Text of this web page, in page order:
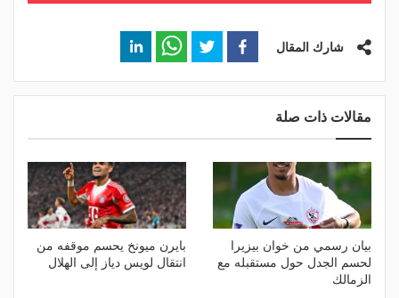
شارك المقال
مقالات ذات صلة
بيان رسمي من خوان بيزيرا
لحسم الجدل حول مستقبله مع
الزمالك
بايرن ميونخ يحسم موقفه من
انتقال لويس دياز إلى الهلال